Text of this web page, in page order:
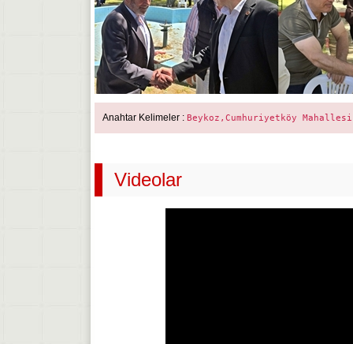
Anahtar Kelimeler : Beykoz,Cumhuriyetköy
Videolar